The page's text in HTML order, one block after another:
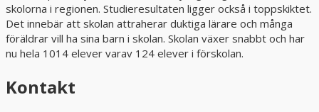
skolorna i regionen. Studieresultaten ligger också i toppskiktet.
Det innebär att skolan attraherar duktiga lärare och många
föräldrar vill ha sina barn i skolan. Skolan växer snabbt och har
nu hela 1014 elever varav 124 elever i förskolan.
Kontakt